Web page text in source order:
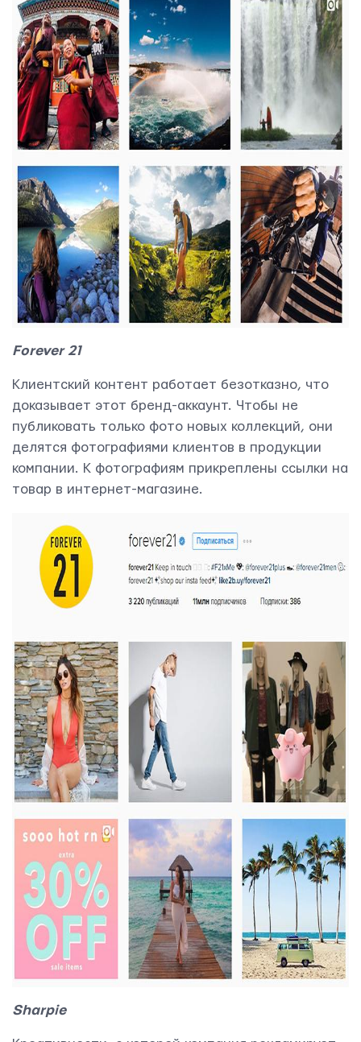
Forever 21
Клиентский контент работает безотказно, что
доказывает этот бренд-аккаунт. Чтобы не
публиковать только фото новых коллекций, они
делятся фотографиями клиентов в продукции
компании. К фотографиям прикреплены ссылки на
товар в интернет-магазине.
Sharpie
Свяжитесь с нами